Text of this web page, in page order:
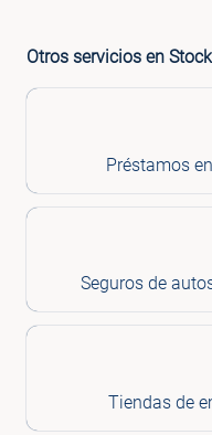
Otros servicios en
Préstamos
Seguros de
Tiendas de